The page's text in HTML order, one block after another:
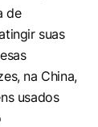
de
suas
na China,
usados